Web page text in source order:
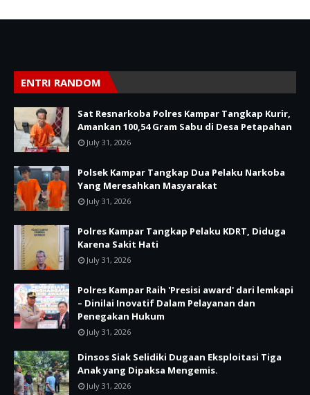
ENTRI RANDOM
Sat Resnarkoba Polres Kampar Tangkap Kurir,
Amankan 100,54 Gram Sabu di Desa Petapahan
July 31, 2026
Polsek Kampar Tangkap Dua Pelaku Narkoba
Yang Meresahkan Masyarakat
July 31, 2026
Polres Kampar Tangkap Pelaku KDRT, Diduga
Karena Sakit Hati
July 31, 2026
Polres Kampar Raih 'Presisi award' dari lemkapi
– Dinilai Inovatif Dalam Pelayanan dan
Penegakan Hukum
July 31, 2026
Dinsos Siak Selidiki Dugaan Eksploitasi Tiga
Anak yang Dipaksa Mengemis.
July 31, 2026